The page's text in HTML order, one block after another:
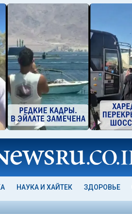
НАУКА И ХАЙТЕК ЗДОРОВЬЕ